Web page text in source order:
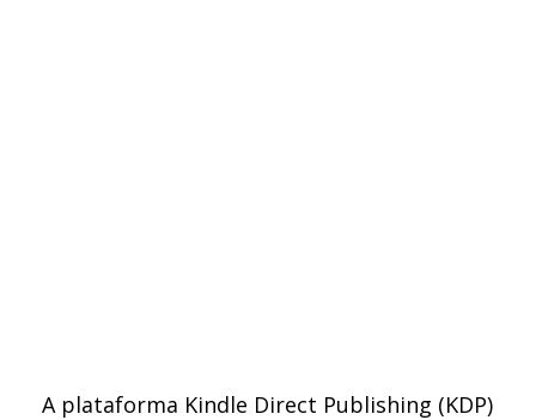
A plataforma Kindle Direct Publishing (KDP)